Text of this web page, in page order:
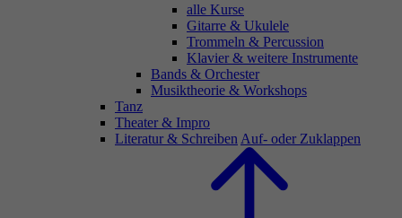
alle Kurse
Gitarre & Ukulele
Trommeln & Percussion
Klavier & weitere Instrumente
Bands & Orchester
Musiktheorie & Workshops
Tanz
Theater & Impro
Literatur & Schreiben Auf- oder Zuklappen